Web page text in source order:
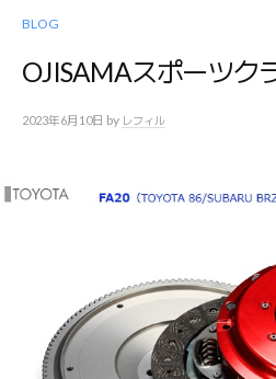
キ
BLOG
OJISAMAスポーツ
2023年6月10日 by レフィル